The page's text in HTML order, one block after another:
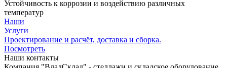
Устойчивость к коррозии и воздействию различных
температур
Наши
Услуги
Проектирование и расчёт, доставка и сборка.
Посмотреть
Наши контакты